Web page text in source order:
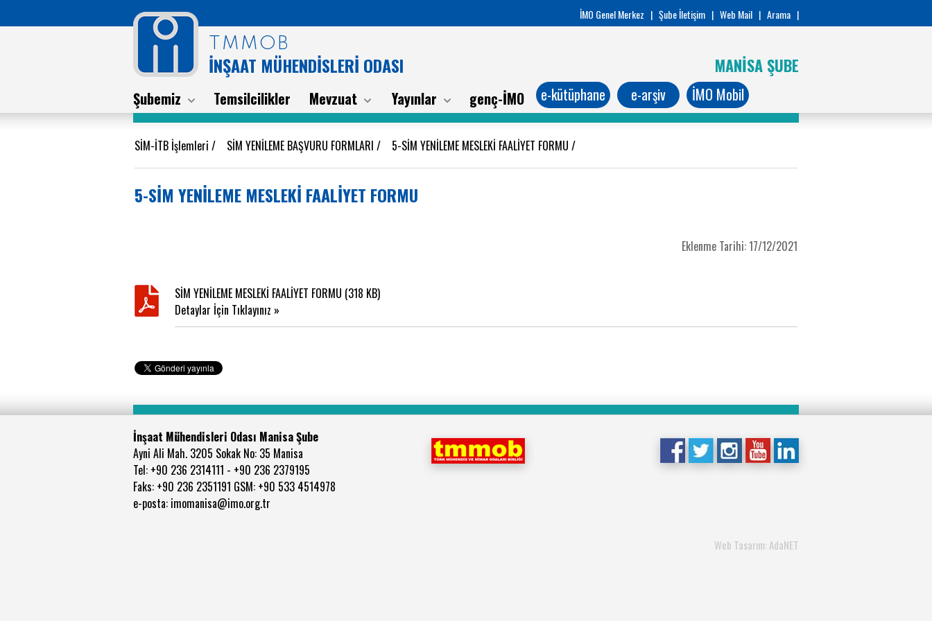
İMO Genel Merkez | Şube İletişim | Web Mail | Arama |
TMMOB
İNŞAAT MÜHENDİSLERİ ODASI MANİSA ŞUBE
Şubemiz Temsilcilikler Mevzuat Yayınlar genç-İMO e-kütüphane e-arşiv İMO Mobil
SİM-İTB İşlemleri / SİM YENİLEME BAŞVURU FORMLARI / 5-SİM YENİLEME MESLEKİ FAALİYET FORMU /
5-SİM YENİLEME MESLEKİ FAALİYET FORMU
Eklenme Tarihi: 17/12/2021
SİM YENİLEME MESLEKİ FAALİYET FORMU (318 KB)
Detaylar İçin Tıklayınız »
İnşaat Mühendisleri Odası Manisa Şube
Ayni Ali Mah. 3205 Sokak No: 35 Manisa
Tel: +90 236 2314111 - +90 236 2379195
Faks: +90 236 2351191 GSM: +90 533 4514978
e-posta: imomanisa@imo.org.tr
Web Tasarım: AdaNET